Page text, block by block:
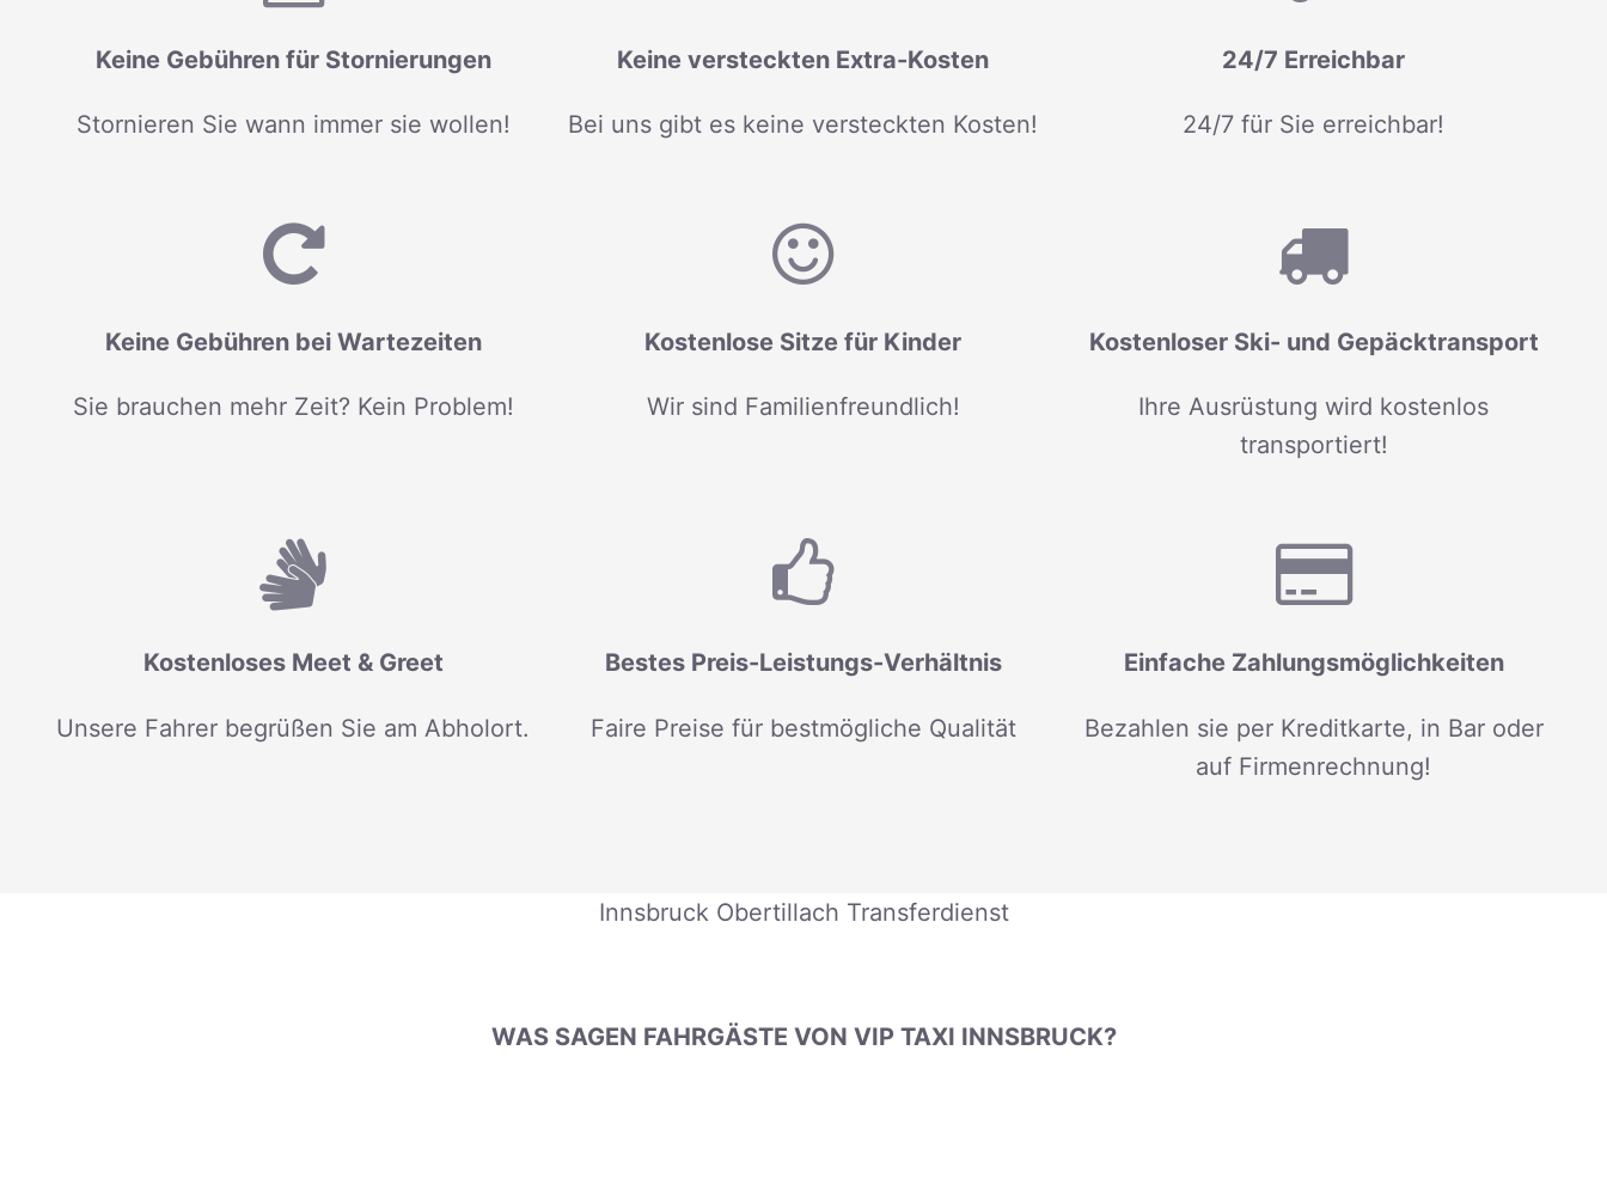
Keine Gebühren für Stornierungen
Stornieren Sie wann immer sie wollen!
Keine versteckten Extra-Kosten
Bei uns gibt es keine versteckten Kosten!
24/7 Erreichbar
24/7 für Sie erreichbar!
Keine Gebühren bei Wartezeiten
Sie brauchen mehr Zeit? Kein Problem!
Kostenlose Sitze für Kinder
Wir sind Familienfreundlich!
Kostenloser Ski- und Gepäcktransport
Ihre Ausrüstung wird kostenlos
transportiert!
Kostenloses Meet & Greet
Unsere Fahrer begrüßen Sie am Abholort.
Bestes Preis-Leistungs-Verhältnis
Faire Preise für bestmögliche Qualität
Einfache Zahlungsmöglichkeiten
Bezahlen sie per Kreditkarte, in Bar oder
auf Firmenrechnung!
Innsbruck Obertillach Transferdienst
WAS SAGEN FAHRGÄSTE VON VIP TAXI INNSBRUCK?